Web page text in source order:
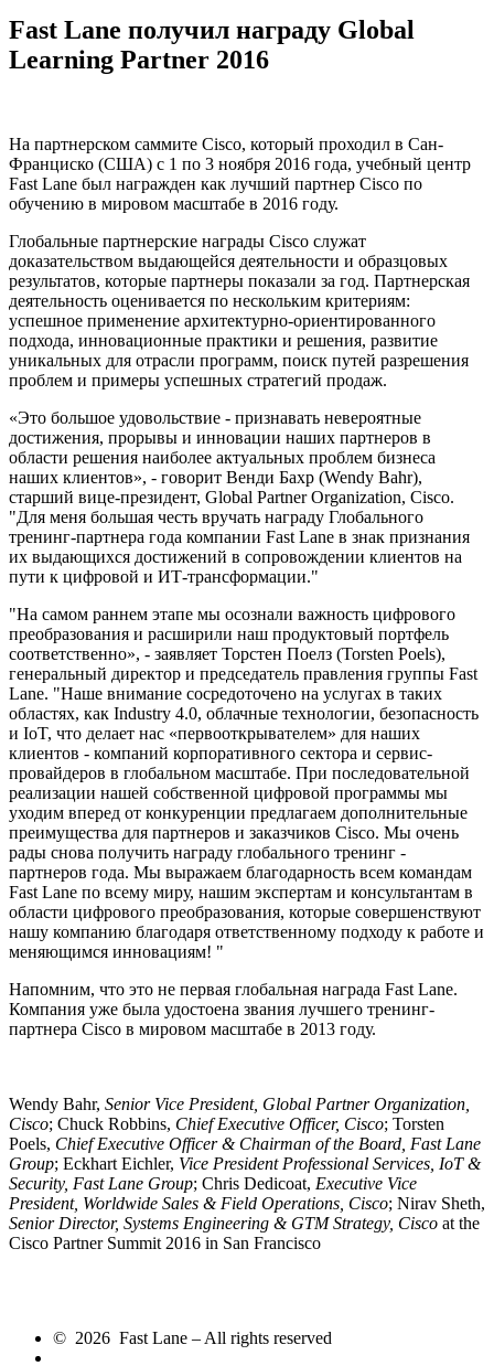
Fast Lane получил награду Global
Learning Partner 2016
На партнерском саммите Cisco, который проходил в Сан-
Франциско (США) с 1 по 3 ноября 2016 года, учебный центр
Fast Lane был награжден как лучший партнер Cisco по
обучению в мировом масштабе в 2016 году.
Глобальные партнерские награды Cisco служат
доказательством выдающейся деятельности и образцовых
результатов, которые партнеры показали за год. Партнерская
деятельность оценивается по нескольким критериям:
успешное применение архитектурно-ориентированного
подхода, инновационные практики и решения, развитие
уникальных для отрасли программ, поиск путей разрешения
проблем и примеры успешных стратегий продаж.
«Это большое удовольствие - признавать невероятные
достижения, прорывы и инновации наших партнеров в
области решения наиболее актуальных проблем бизнеса
наших клиентов», - говорит Венди Бахр (Wendy Bahr),
старший вице-президент, Global Partner Organization, Cisco.
"Для меня большая честь вручать награду Глобального
тренинг-партнера года компании Fast Lane в знак признания
их выдающихся достижений в сопровождении клиентов на
пути к цифровой и ИТ-трансформации."
"На самом раннем этапе мы осознали важность цифрового
преобразования и расширили наш продуктовый портфель
соответственно», - заявляет Торстен Поелз (Torsten Poels),
генеральный директор и председатель правления группы Fast
Lane. "Наше внимание сосредоточено на услугах в таких
областях, как Industry 4.0, облачные технологии, безопасность
и IoT, что делает нас «первооткрывателем» для наших
клиентов - компаний корпоративного сектора и сервис-
провайдеров в глобальном масштабе. При последовательной
реализации нашей собственной цифровой программы мы
уходим вперед от конкуренции предлагаем дополнительные
преимущества для партнеров и заказчиков Cisco. Мы очень
рады снова получить награду глобального тренинг -
партнеров года. Мы выражаем благодарность всем командам
Fast Lane по всему миру, нашим экспертам и консультантам в
области цифрового преобразования, которые совершенствуют
нашу компанию благодаря ответственному подходу к работе и
меняющимся инновациям! "
Напомним, что это не первая глобальная награда Fast Lane.
Компания уже была удостоена звания лучшего тренинг-
партнера Cisco в мировом масштабе в 2013 году.
Wendy Bahr, Senior Vice President, Global Partner Organization,
Cisco; Chuck Robbins, Chief Executive Officer, Cisco; Torsten
Poels, Chief Executive Officer & Chairman of the Board, Fast Lane
Group; Eckhart Eichler, Vice President Professional Services, IoT &
Security, Fast Lane Group; Chris Dedicoat, Executive Vice
President, Worldwide Sales & Field Operations, Cisco; Nirav Sheth,
Senior Director, Systems Engineering & GTM Strategy, Cisco at the
Cisco Partner Summit 2016 in San Francisco
© 2026 Fast Lane – All rights reserved